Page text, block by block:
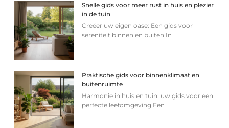
Snelle gids voor meer rust in huis en plezier
in de tuin
Creëer uw eigen oase: Een gids voor
sereniteit binnen en buiten In
Praktische gids voor binnenklimaat en
buitenruimte
Harmonie in huis en tuin: uw gids voor een
perfecte leefomgeving Een